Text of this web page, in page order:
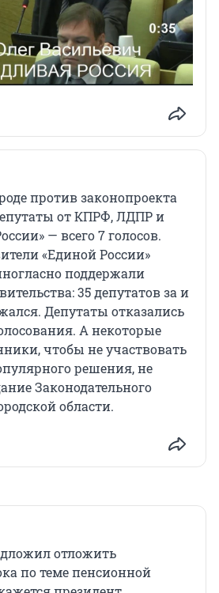
против законопроекта
от КПРФ, ЛДПР и
— всего 7 голосов.
«Единой России»
поддержали
35 депутатов за и
Депутаты отказались
А некоторые
чтобы не участвовать
решения, не
Законодательного
области.
отложить
по теме пенсионной